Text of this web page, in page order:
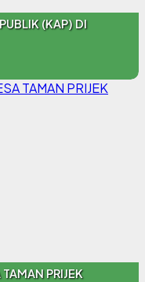
(KAP) DI
PRIJEK